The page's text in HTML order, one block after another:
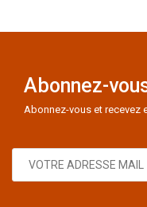
Abonnez-
Abonnez-vous et recevez